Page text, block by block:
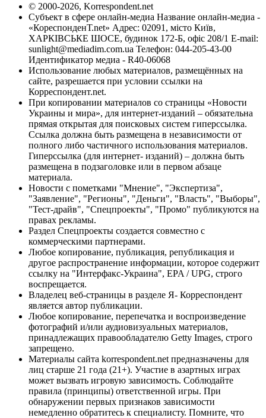
© 2000-2026, Korrespondent.net
Субъект в сфере онлайн-медиа Название онлайн-медиа -
«КореспонденТ.net» Адрес: 02091, місто Київ,
ХАРКІВСЬКЕ ШОСЕ, будинок 172-Б, офіс 208/1 E-mail:
sunlight@mediadim.com.ua Телефон: 044-205-43-00
Идентификатор медиа - R40-06068
Использование любых материалов, размещённых на
сайте, разрешается при условии ссылки на
Корреспондент.net.
При копировании материалов со страницы «Новости
Украины и мира», для интернет-изданий – обязательна
прямая открытая для поисковых систем гиперссылка.
Ссылка должна быть размещена в независимости от
полного либо частичного использования материалов.
Гиперссылка (для интернет- изданий) – должна быть
размещена в подзаголовке или в первом абзаце
материала.
Новости с пометками "Мнение", "Экспертиза",
"Заявление", "Регионы", "Деньги", "Власть", "Выборы",
"Тест-драйв", "Спецпроекты", "Промо" публикуются на
правах рекламы.
Раздел Спецпроекты создается совместно с
коммерческими партнерами.
Любое копирование, публикация, републикация и
другое распространение информации, которое содержит
ссылку на "Интерфакс-Украина", EPA / UPG, строго
воспрещается.
Владелец веб-страницы в разделе Я- Корреспондент
является автор публикации.
Любое копирование, перепечатка и воспроизведение
фотографий и/или аудиовизуальных материалов,
принадлежащих правообладателю Getty Images, строго
запрещено.
Материалы сайта korrespondent.net предназначены для
лиц старше 21 года (21+). Участие в азартных играх
может вызвать игровую зависимость. Соблюдайте
правила (принципы) ответственной игры. При
обнаружении первых признаков зависимости
немедленно обратитесь к специалисту. Помните, что